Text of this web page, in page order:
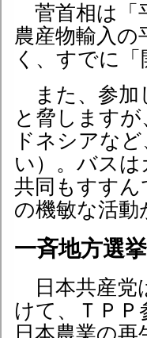
菅首相は「
農産物輸入
く、すでに
また、参加
と脅します
ドネシアな
い）。バス
共同もすす
の機敏な活
一斉地方選
日本共産党
けて、ＴＰ